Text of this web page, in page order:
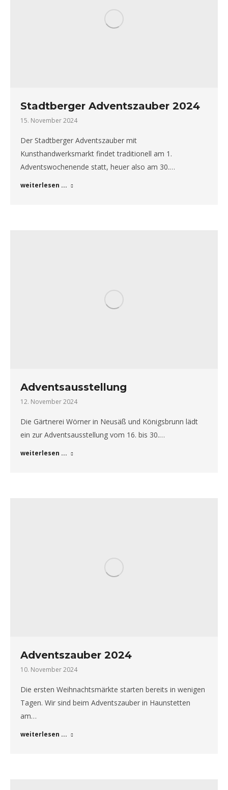
Stadtberger Adventszauber 2024
15. November 2024
Der Stadtberger Adventszauber mit
Kunsthandwerksmarkt findet traditionell am 1.
Adventswochenende statt, heuer also am 30.…
weiterlesen ...
Adventsausstellung
12. November 2024
Die Gärtnerei Wörner in Neusäß und Königsbrunn lädt
ein zur Adventsausstellung vom 16. bis 30.…
weiterlesen ...
Adventszauber 2024
10. November 2024
Die ersten Weihnachtsmärkte starten bereits in wenigen
Tagen. Wir sind beim Adventszauber in Haunstetten
am…
weiterlesen ...